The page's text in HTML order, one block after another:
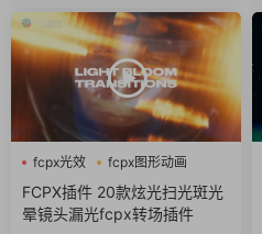
fcpx光效
fcpx图形动画
fcpx转场
FCPX插件 20款炫光扫光斑光
晕镜头漏光fcpx转场插件